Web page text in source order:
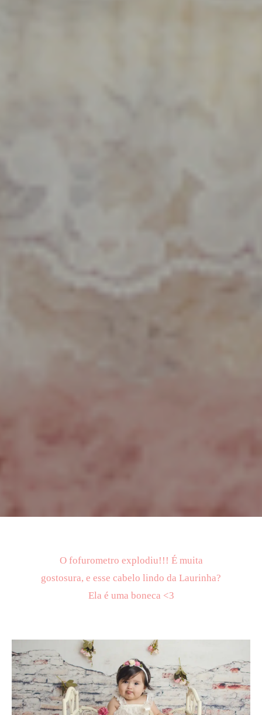
O fofurometro explodiu!!! É muita
gostosura, e esse cabelo lindo da Laurinha?
Ela é uma boneca <3